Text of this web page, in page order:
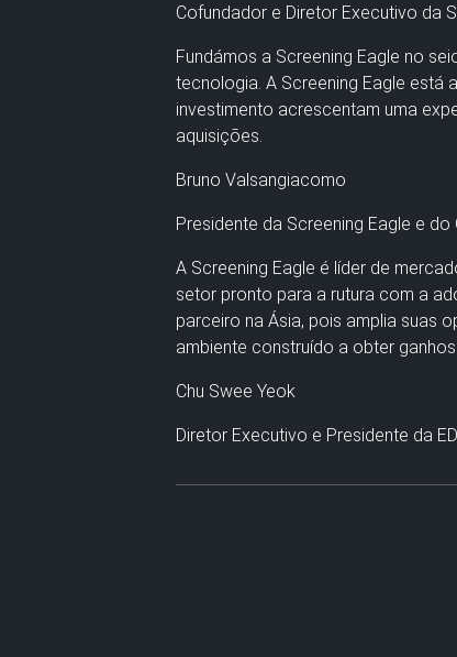
Cofundador e Diretor Executivo da
Fundámos a Screening Eagle no
tecnologia. A Screening Eagle está
investimento acrescentam uma
aquisições.
Bruno Valsangiacomo
Presidente da Screening Eagle e do
A Screening Eagle é líder de
setor pronto para a rutura com a
parceiro na Ásia, pois amplia suas
ambiente construído a obter
Chu Swee Yeok
Diretor Executivo e Presidente da